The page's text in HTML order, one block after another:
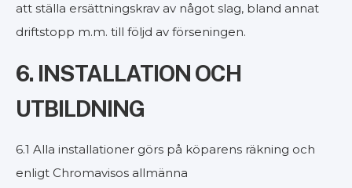
att ställa ersättningskrav av något slag, bland annat
driftstopp m.m. till följd av förseningen.
6. INSTALLATION OCH
UTBILDNING
6.1 Alla installationer görs på köparens räkning och
enligt Chromavisos allmänna